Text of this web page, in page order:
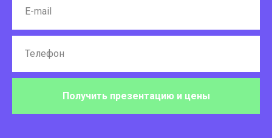
Получить презентацию и цены